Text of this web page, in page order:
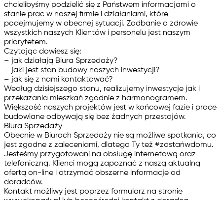
chcielibyśmy podzielić się z Państwem informacjami o
stanie prac w naszej firmie i działaniami, które
podejmujemy w obecnej sytuacji. Zadbanie o zdrowie
wszystkich naszych Klientów i personelu jest naszym
priorytetem.
Czytając dowiesz się:
– jak działają Biura Sprzedaży?
– jaki jest stan budowy naszych inwestycji?
– jak się z nami kontaktować?
Według dzisiejszego stanu, realizujemy inwestycje jak i
przekazania mieszkań zgodnie z harmonogramem.
Większość naszych projektów jest w końcowej fazie i prace
budowlane odbywają się bez żadnych przestojów.
Biura Sprzedaży
Obecnie w Biurach Sprzedaży nie są możliwe spotkania, co
jest zgodne z zaleceniami, dlatego Ty też #zostańwdomu.
Jesteśmy przygotowani na obsługę internetową oraz
telefoniczną. Klienci mogą zapoznać z naszą aktualną
ofertą on-line i otrzymać obszerne informacje od
doradców.
Kontakt możliwy jest poprzez formularz na stronie